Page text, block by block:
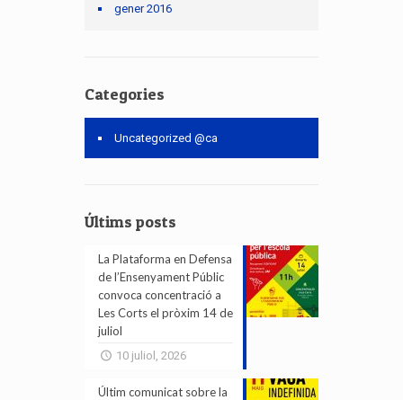
gener 2016
Categories
Uncategorized @ca
Últims posts
La Plataforma en Defensa
de l’Ensenyament Públic
convoca concentració a
Les Corts el pròxim 14 de
juliol
10 juliol, 2026
Últim comunicat sobre la